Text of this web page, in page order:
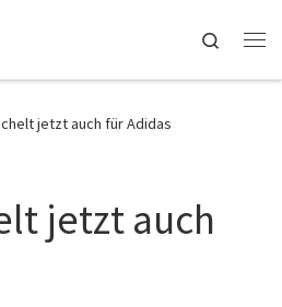
Search
jetzt auch für Adidas
jetzt auch